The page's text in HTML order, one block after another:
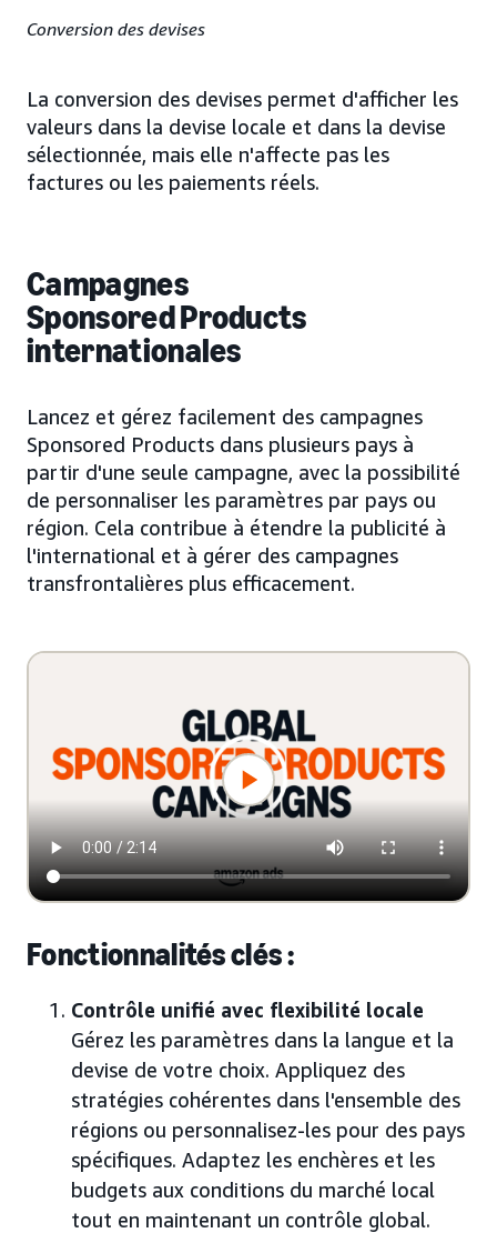
Conversion des devises
La conversion des devises permet d'afficher les
valeurs dans la devise locale et dans la devise
sélectionnée, mais elle n'affecte pas les
factures ou les paiements réels.
Campagnes
Sponsored Products
internationales
Lancez et gérez facilement des campagnes
Sponsored Products dans plusieurs pays à
partir d'une seule campagne, avec la possibilité
de personnaliser les paramètres par pays ou
région. Cela contribue à étendre la publicité à
l'international et à gérer des campagnes
transfrontalières plus efficacement.
Fonctionnalités clés :
Contrôle unifié avec flexibilité locale
Gérez les paramètres dans la langue et la
devise de votre choix. Appliquez des
stratégies cohérentes dans l'ensemble des
régions ou personnalisez-les pour des pays
spécifiques. Adaptez les enchères et les
budgets aux conditions du marché local
tout en maintenant un contrôle global.